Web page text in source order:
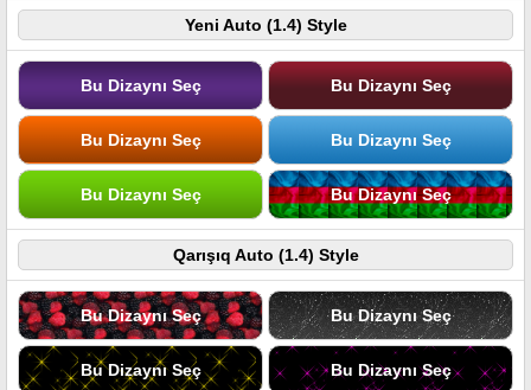
Yeni Auto (1.4) Style
Bu Dizaynı Seç Bu Dizaynı Seç
Bu Dizaynı Seç Bu Dizaynı Seç
Bu Dizaynı Seç Bu Dizaynı Seç
Qarışıq Auto (1.4) Style
Bu Dizaynı Seç Bu Dizaynı Seç
Bu Dizaynı Seç Bu Dizaynı Seç